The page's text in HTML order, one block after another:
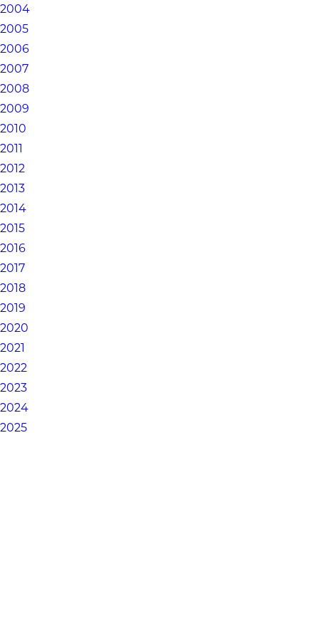
2004
2005
2006
2007
2008
2009
2010
2011
2012
2013
2014
2015
2016
2017
2018
2019
2020
2021
2022
2023
2024
2025